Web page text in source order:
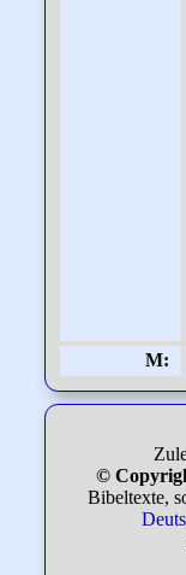
M:
©
Bibeltexte,